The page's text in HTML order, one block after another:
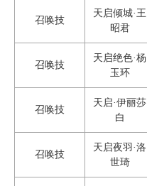
召唤技
天启倾城·王
昭君
召唤技
天启绝色·杨
玉环
召唤技
天启·伊丽莎
白
召唤技
天启夜羽·洛
世琦